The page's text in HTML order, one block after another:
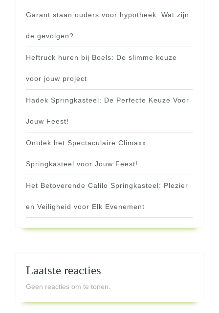
Garant staan ouders voor hypotheek: Wat zijn
de gevolgen?
Heftruck huren bij Boels: De slimme keuze
voor jouw project
Hadek Springkasteel: De Perfecte Keuze Voor
Jouw Feest!
Ontdek het Spectaculaire Climaxx
Springkasteel voor Jouw Feest!
Het Betoverende Calilo Springkasteel: Plezier
en Veiligheid voor Elk Evenement
Laatste reacties
Geen reacties om te tonen.